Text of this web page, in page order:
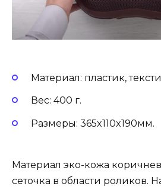
Материал: пластик,
Вес: 400 г.
Размеры: 365x110x190мм.
Материал эко-кожа
сеточка в области роликов.